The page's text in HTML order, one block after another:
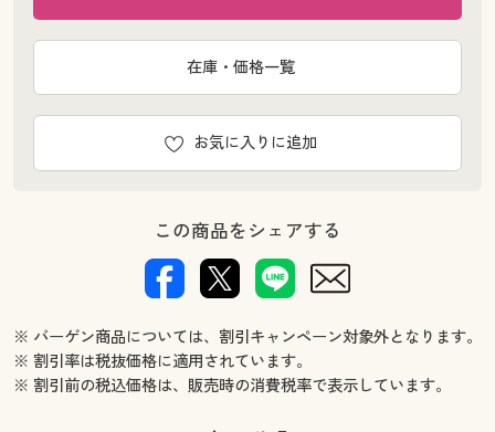
お気に入りに追加
在庫・価格一覧
この商品をシェアする
※ バーゲン商品については、割引キャンペーン対象外となります。
※ 割引率は税抜価格に適用されています。
※ 割引前の税込価格は、販売時の消費税率で表示しています。